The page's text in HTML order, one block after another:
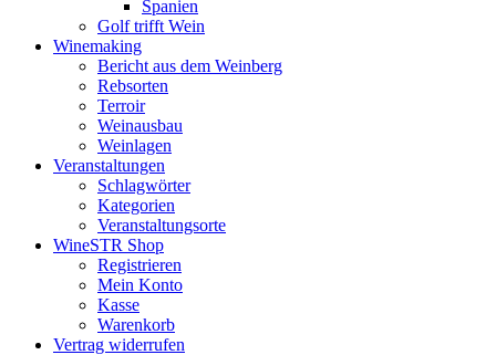
Spanien
Golf trifft Wein
Winemaking
Bericht aus dem Weinberg
Rebsorten
Terroir
Weinausbau
Weinlagen
Veranstaltungen
Schlagwörter
Kategorien
Veranstaltungsorte
WineSTR Shop
Registrieren
Mein Konto
Kasse
Warenkorb
Vertrag widerrufen